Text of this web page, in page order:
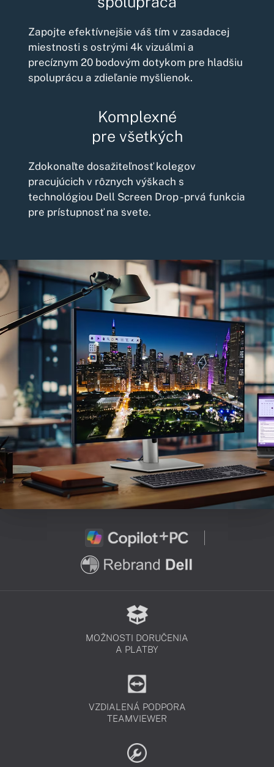
Zapojte efektívnejšie váš tím v zasadacej
miestnosti s ostrými 4k vizuálmi a
precíznym 20 bodovým dotykom pre hladšiu
spoluprácu a zdieľanie myšlienok.
Komplexné
pre všetkých
Zdokonaľte dosažiteľnosť kolegov
pracujúcich v rôznych výškach s
technológiou Dell Screen Drop - prvá funkcia
pre prístupnosť na svete.
MOŽNOSTI DORUČENIA
A PLATBY
VZDIALENÁ PODPORA
TEAMVIEWER